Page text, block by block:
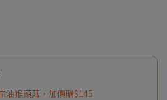
油猴頭菇，加價購$145